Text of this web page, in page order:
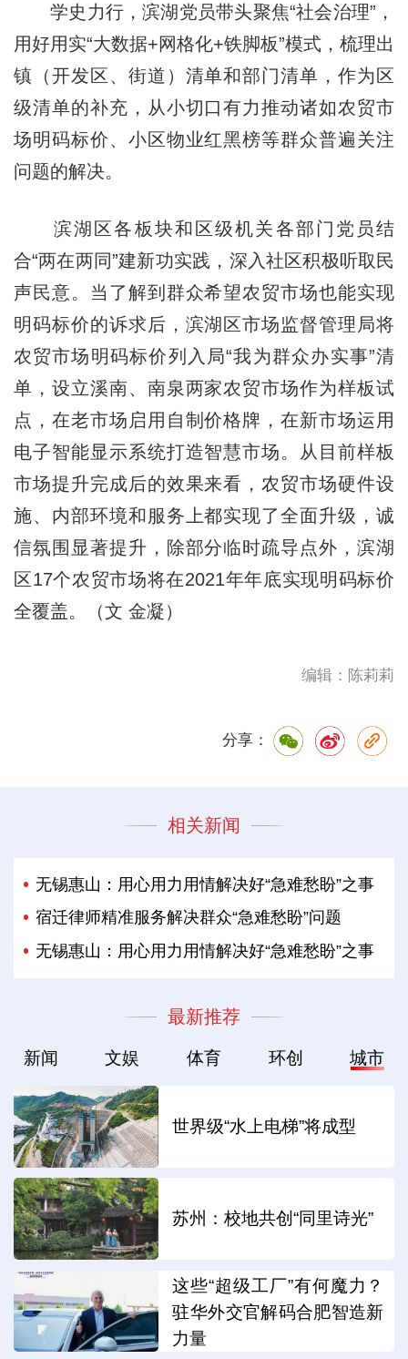
学史力行，滨湖党员带头聚焦“社会治理”，
用好用实“大数据+网格化+铁脚板”模式，梳理出
镇（开发区、街道）清单和部门清单，作为区
级清单的补充，从小切口有力推动诸如农贸市
场明码标价、小区物业红黑榜等群众普遍关注
问题的解决。
滨湖区各板块和区级机关各部门党员结
合“两在两同”建新功实践，深入社区积极听取民
声民意。当了解到群众希望农贸市场也能实现
明码标价的诉求后，滨湖区市场监督管理局将
农贸市场明码标价列入局“我为群众办实事”清
单，设立溪南、南泉两家农贸市场作为样板试
点，在老市场启用自制价格牌，在新市场运用
电子智能显示系统打造智慧市场。从目前样板
市场提升完成后的效果来看，农贸市场硬件设
施、内部环境和服务上都实现了全面升级，诚
信氛围显著提升，除部分临时疏导点外，滨湖
区17个农贸市场将在2021年年底实现明码标价
全覆盖。（文 金凝）
编辑：陈莉莉
分享：
相关新闻
无锡惠山：用心用力用情解决好“急难愁盼”之事
宿迁律师精准服务解决群众“急难愁盼”问题
无锡惠山：用心用力用情解决好“急难愁盼”之事
最新推荐
新闻 文娱 体育 环创 城市
世界级“水上电梯”将成型
苏州：校地共创“同里诗光”
这些“超级工厂”有何魔力？
驻华外交官解码合肥智造新
力量